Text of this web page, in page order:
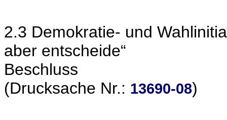
2.3 Demokratie- und
aber entscheide“
Beschluss
(Drucksache Nr.: 13690-08)